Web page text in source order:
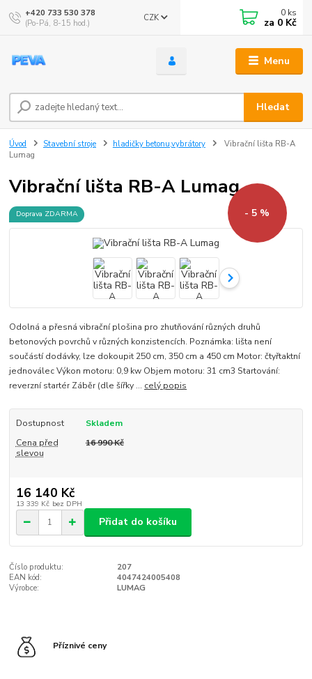
Menu
CZK
Hledat
+420 733 530 378
(Po-Pá, 8-15 hod.)
0 ks
za 0 Kč
Úvod Stavební stroje hladičky betonu,vybrátory
Vibrační lišta RB-A
Lumag
Vibrační lišta RB-A Lumag
Doprava ZDARMA - 5 %
Odolná a přesná vibrační plošina pro zhutňování různých druhů
betonových povrchů v různých konzistencích. Poznámka: lišta není
součástí dodávky, lze dokoupit 250 cm, 350 cm a 450 cm Motor: čtyřtaktní
jednoválec Výkon motoru: 0,9 kw Objem motoru: 31 cm3 Startování:
reverzní startér Záběr (dle šířky ... celý popis
Dostupnost
Skladem
Cena před
slevou
16 990 Kč
16 140 Kč
13 339 Kč bez DPH
Přidat do košíku
Číslo produktu:
207
EAN kód:
4047424005408
Výrobce:
LUMAG
Příznivé ceny